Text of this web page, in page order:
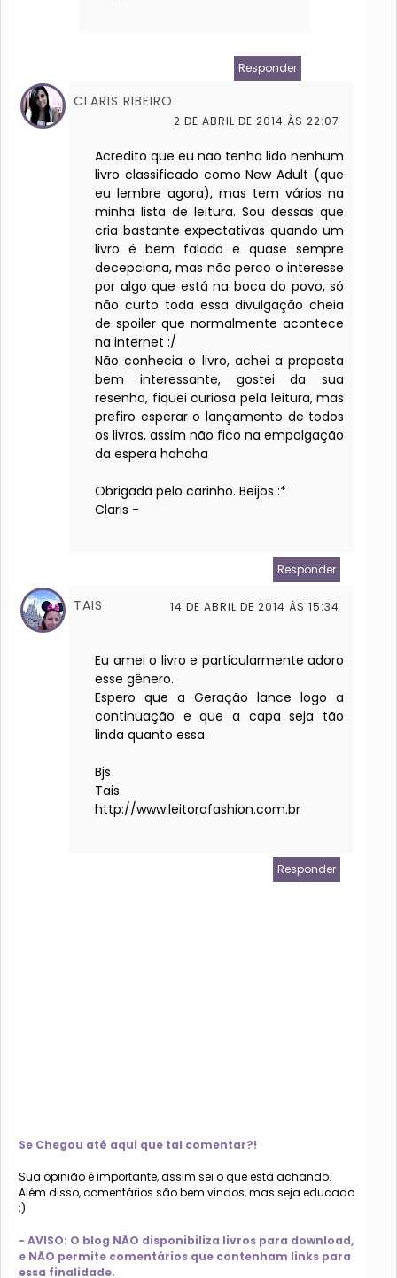
Responder
CLARIS RIBEIRO
2 DE ABRIL DE 2014 ÀS 22:07
Acredito que eu não tenha lido nenhum
livro classificado como New Adult (que
eu lembre agora), mas tem vários na
minha lista de leitura. Sou dessas que
cria bastante expectativas quando um
livro é bem falado e quase sempre
decepciona, mas não perco o interesse
por algo que está na boca do povo, só
não curto toda essa divulgação cheia
de spoiler que normalmente acontece
na internet :/
Não conhecia o livro, achei a proposta
bem interessante, gostei da sua
resenha, fiquei curiosa pela leitura, mas
prefiro esperar o lançamento de todos
os livros, assim não fico na empolgação
da espera hahaha
Obrigada pelo carinho. Beijos :*
Claris -
Responder
TAIS 14 DE ABRIL DE 2014 ÀS 15:34
Eu amei o livro e particularmente adoro
esse gênero.
Espero que a Geração lance logo a
continuação e que a capa seja tão
linda quanto essa.
Bjs
Tais
http://www.leitorafashion.com.br
Responder
Se Chegou até aqui que tal comentar?!
Sua opinião é importante, assim sei o que está achando.
Além disso, comentários são bem vindos, mas seja educado
;)
- AVISO: O blog NÃO disponibiliza livros para download,
e NÃO permite comentários que contenham links para
essa finalidade.